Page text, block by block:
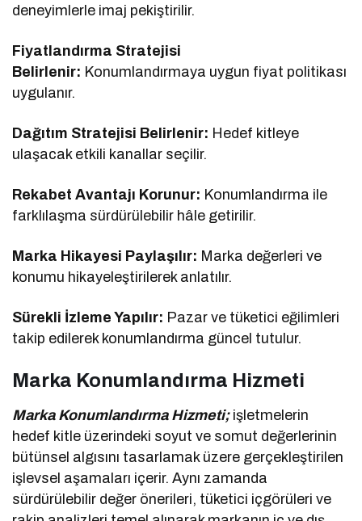
deneyimlerle imaj pekiştirilir.
Fiyatlandırma Stratejisi
Belirlenir: Konumlandırmaya uygun fiyat politikası
uygulanır.
Dağıtım Stratejisi Belirlenir: Hedef kitleye
ulaşacak etkili kanallar seçilir.
Rekabet Avantajı Korunur: Konumlandırma ile
farklılaşma sürdürülebilir hâle getirilir.
Marka Hikayesi Paylaşılır: Marka değerleri ve
konumu hikayeleştirilerek anlatılır.
Sürekli İzleme Yapılır: Pazar ve tüketici eğilimleri
takip edilerek konumlandırma güncel tutulur.
Marka Konumlandırma Hizmeti
Marka Konumlandırma Hizmeti;işletmelerin
hedef kitle üzerindeki soyut ve somut değerlerinin
bütünsel algısını tasarlamak üzere gerçekleştirilen
işlevsel aşamaları içerir. Aynı zamanda
sürdürülebilir değer önerileri, tüketici içgörüleri ve